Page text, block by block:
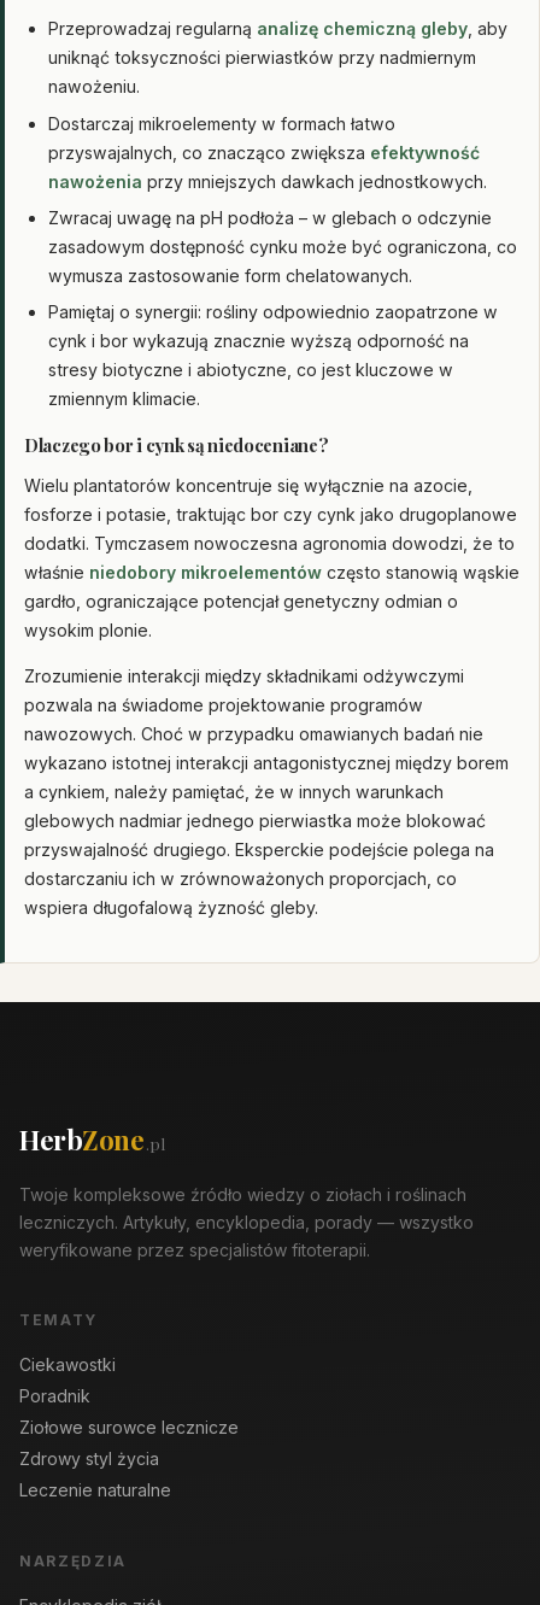
Przeprowadzaj regularną analizę chemiczną gleby , aby
uniknąć toksyczności pierwiastków przy nadmiernym
nawożeniu.
Dostarczaj mikroelementy w formach łatwo
przyswajalnych, co znacząco zwiększa efektywność
nawożenia przy mniejszych dawkach jednostkowych.
Zwracaj uwagę na pH podłoża – w glebach o odczynie
zasadowym dostępność cynku może być ograniczona, co
wymusza zastosowanie form chelatowanych.
Pamiętaj o synergii: rośliny odpowiednio zaopatrzone w
cynk i bor wykazują znacznie wyższą odporność na
stresy biotyczne i abiotyczne, co jest kluczowe w
zmiennym klimacie.
Dlaczego bor i cynk są niedoceniane?
Wielu plantatorów koncentruje się wyłącznie na azocie,
fosforze i potasie, traktując bor czy cynk jako drugoplanowe
dodatki. Tymczasem nowoczesna agronomia dowodzi, że to
właśnie niedobory mikroelementów często stanowią wąskie
gardło, ograniczające potencjał genetyczny odmian o
wysokim plonie.
Zrozumienie interakcji między składnikami odżywczymi
pozwala na świadome projektowanie programów
nawozowych. Choć w przypadku omawianych badań nie
wykazano istotnej interakcji antagonistycznej między borem
a cynkiem, należy pamiętać, że w innych warunkach
glebowych nadmiar jednego pierwiastka może blokować
przyswajalność drugiego. Eksperckie podejście polega na
dostarczaniu ich w zrównoważonych proporcjach, co
wspiera długofalową żyzność gleby.
HerbZone.pl
Twoje kompleksowe źródło wiedzy o ziołach i roślinach
leczniczych. Artykuły, encyklopedia, porady — wszystko
weryfikowane przez specjalistów fitoterapii.
TEMATY
Ciekawostki
Poradnik
Ziołowe surowce lecznicze
Zdrowy styl życia
Leczenie naturalne
NARZĘDZIA